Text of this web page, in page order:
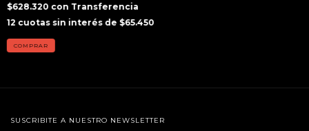
$628.320 con Transferencia
12 cuotas sin interés de $65.450
COMPRAR
SUSCRIBITE A NUESTRO NEWSLETTER